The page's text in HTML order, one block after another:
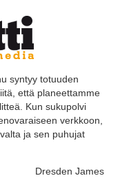
syntyy totuuden
että planeettamme
Kun sukupolvi
verkkoon,
ja sen puhujat
Dresden James